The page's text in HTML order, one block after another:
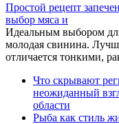
Простой рецепт
выбор мяса и
Идеальным выбором
молодая свинина.
отличается тонкими,
Что скрывают
неожиданный
области
Рыба как стиль